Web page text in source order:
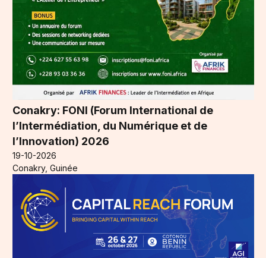
Conakry: FONI (Forum International de
l’Intermédiation, du Numérique et de
l’Innovation) 2026
19-10-2026
Conakry, Guinée